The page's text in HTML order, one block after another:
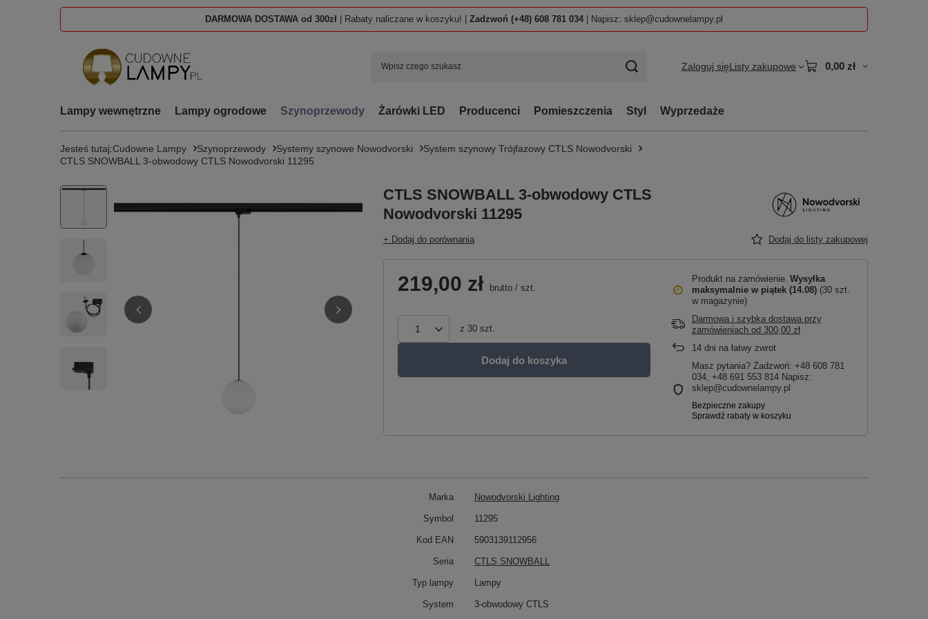
DARMOWA DOSTAWA od 300zł | Rabaty naliczane w koszyku! | Zadzwoń (+48) 608 781 034 | Napisz: sklep@cudownelampy.pl
Zaloguj sięListy zakupowe 0,00 zł
Lampy wewnętrzne Lampy ogrodowe Szynoprzewody Żarówki LED Producenci Pomieszczenia Styl Wyprzedaże
Jesteś tutaj:Cudowne Lampy Szynoprzewody Systemy szynowe Nowodvorski
System szynowy Trójfazowy CTLS Nowodvorski
CTLS SNOWBALL 3-obwodowy CTLS Nowodvorski 11295
CTLS SNOWBALL 3-obwodowy CTLS
Nowodvorski 11295
+ Dodaj do porównania Dodaj do listy zakupowej
219,00 zł brutto / szt.
z 30 szt.
Dodaj do koszyka
Produkt na zamówienie Wysyłka
maksymalnie w piątek (14.08) (30 szt.
w magazynie)
Darmowa i szybka dostawa przy
zamówieniach od 300,00 zł
14 dni na łatwy zwrot
Masz pytania? Zadzwoń: +48 608 781
034, +48 691 553 814 Napisz:
sklep@cudownelampy.pl
Marka Nowodvorski Lighting
Symbol 11295
Kod EAN 5903139112956
Seria CTLS SNOWBALL
Typ lampy Lampy
System 3-obwodowy CTLS